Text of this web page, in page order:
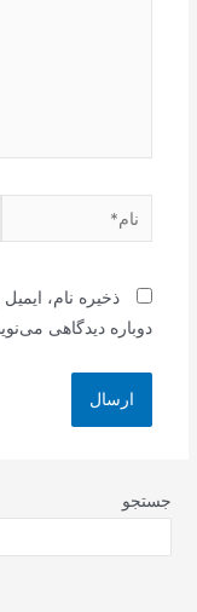
نام*
ذخیره نام،
دوباره دیدگاهی
جستجو